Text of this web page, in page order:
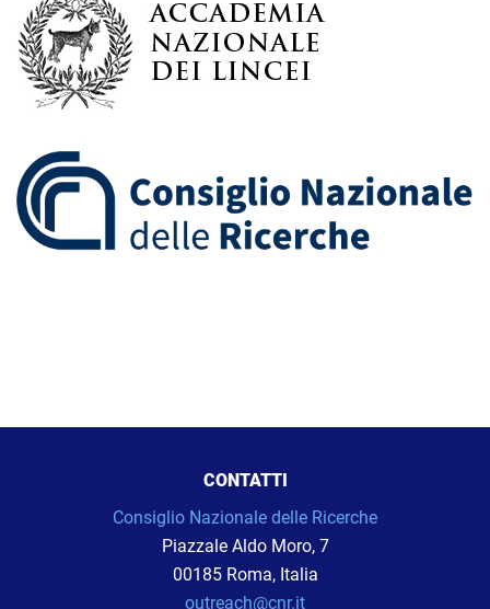
CONTATTI
Consiglio Nazionale delle Ricerche
Piazzale Aldo Moro, 7
00185 Roma, Italia
outreach@cnr.it